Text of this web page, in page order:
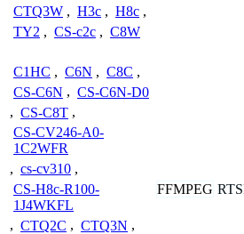
CTQ3W , H3c , H8c ,
TY2 , CS-c2c , C8W
C1HC , C6N , C8C ,
CS-C6N , CS-C6N-D0
, CS-C8T ,
CS-CV246-A0-
1C2WFR
, cs-cv310 ,
CS-H8c-R100-
1J4WKFL
, CTQ2C , CTQ3N ,
FFMPEG